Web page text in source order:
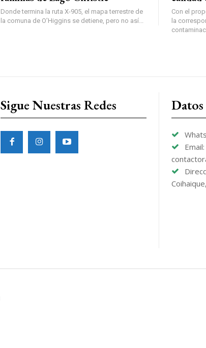
Donde termina la ruta X-905, el mapa terrestre de
la comuna de O’Higgins se detiene, pero no así...
Con el
la
Sigue Nuestras Redes
Email: